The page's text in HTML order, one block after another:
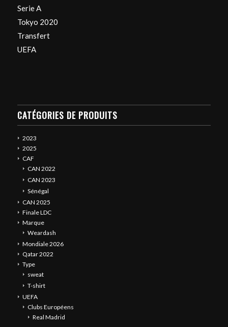
Serie A
Tokyo 2020
Transfert
UEFA
CATÉGORIES DE PRODUITS
2023
2025
CAF
CAN 2022
CAN 2023
Sénégal
CAN 2025
Finale LDC
Marque
Weardash
Mondiale 2026
Qatar 2022
Type
sweat
T-shirt
UEFA
Clubs Européens
Real Madrid